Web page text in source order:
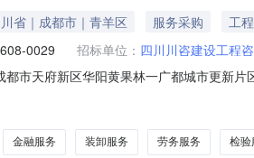
省｜成都市｜青羊区 服务采购
工程
0029 招标单位： 四川川咨建设工程
都市天府新区华阳黄果林一广都城市更新
分部成都市天府新区华阳黄果林一广都城
金融服务 装卸服务 劳务服务 检验